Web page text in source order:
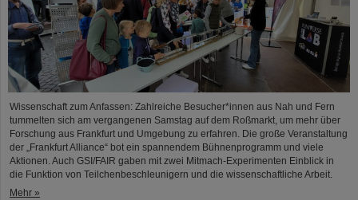
Wissenschaft zum Anfassen: Zahlreiche Besucher*innen aus Nah und Fern
tummelten sich am vergangenen Samstag auf dem Roßmarkt, um mehr über
Forschung aus Frankfurt und Umgebung zu erfahren. Die große Veranstaltung
der „Frankfurt Alliance“ bot ein spannendem Bühnenprogramm und viele
Aktionen. Auch GSI/FAIR gaben mit zwei Mitmach-Experimenten Einblick in
die Funktion von Teilchenbeschleunigern und die wissenschaftliche Arbeit.
Mehr »